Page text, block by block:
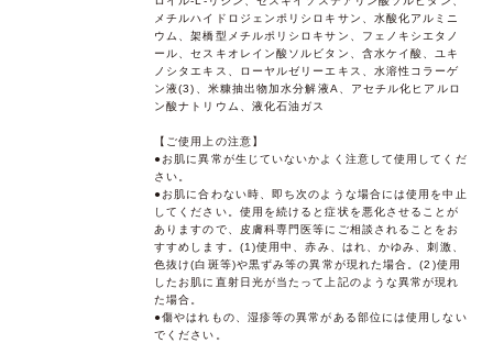
メチルハイドロジェンポリシロキサン、水酸化アルミニ
ウム、架橋型メチルポリシロキサン、フェノキシエタノ
ール、セスキオレイン酸ソルビタン、含水ケイ酸、ユキ
ノシタエキス、ローヤルゼリーエキス、水溶性コラーゲ
ン液(3)、米糠抽出物加水分解液A、アセチル化ヒアルロ
ン酸ナトリウム、液化石油ガス
【ご使用上の注意】
●お肌に異常が生じていないかよく注意して使用してくだ
さい。
●お肌に合わない時、即ち次のような場合には使用を中止
してください。使用を続けると症状を悪化させることが
ありますので、皮膚科専門医等にご相談されることをお
すすめします。(1)使用中、赤み、はれ、かゆみ、刺激、
色抜け(白斑等)や黒ずみ等の異常が現れた場合。(2)使用
したお肌に直射日光が当たって上記のような異常が現れ
た場合。
●傷やはれもの、湿疹等の異常がある部位には使用しない
でください。